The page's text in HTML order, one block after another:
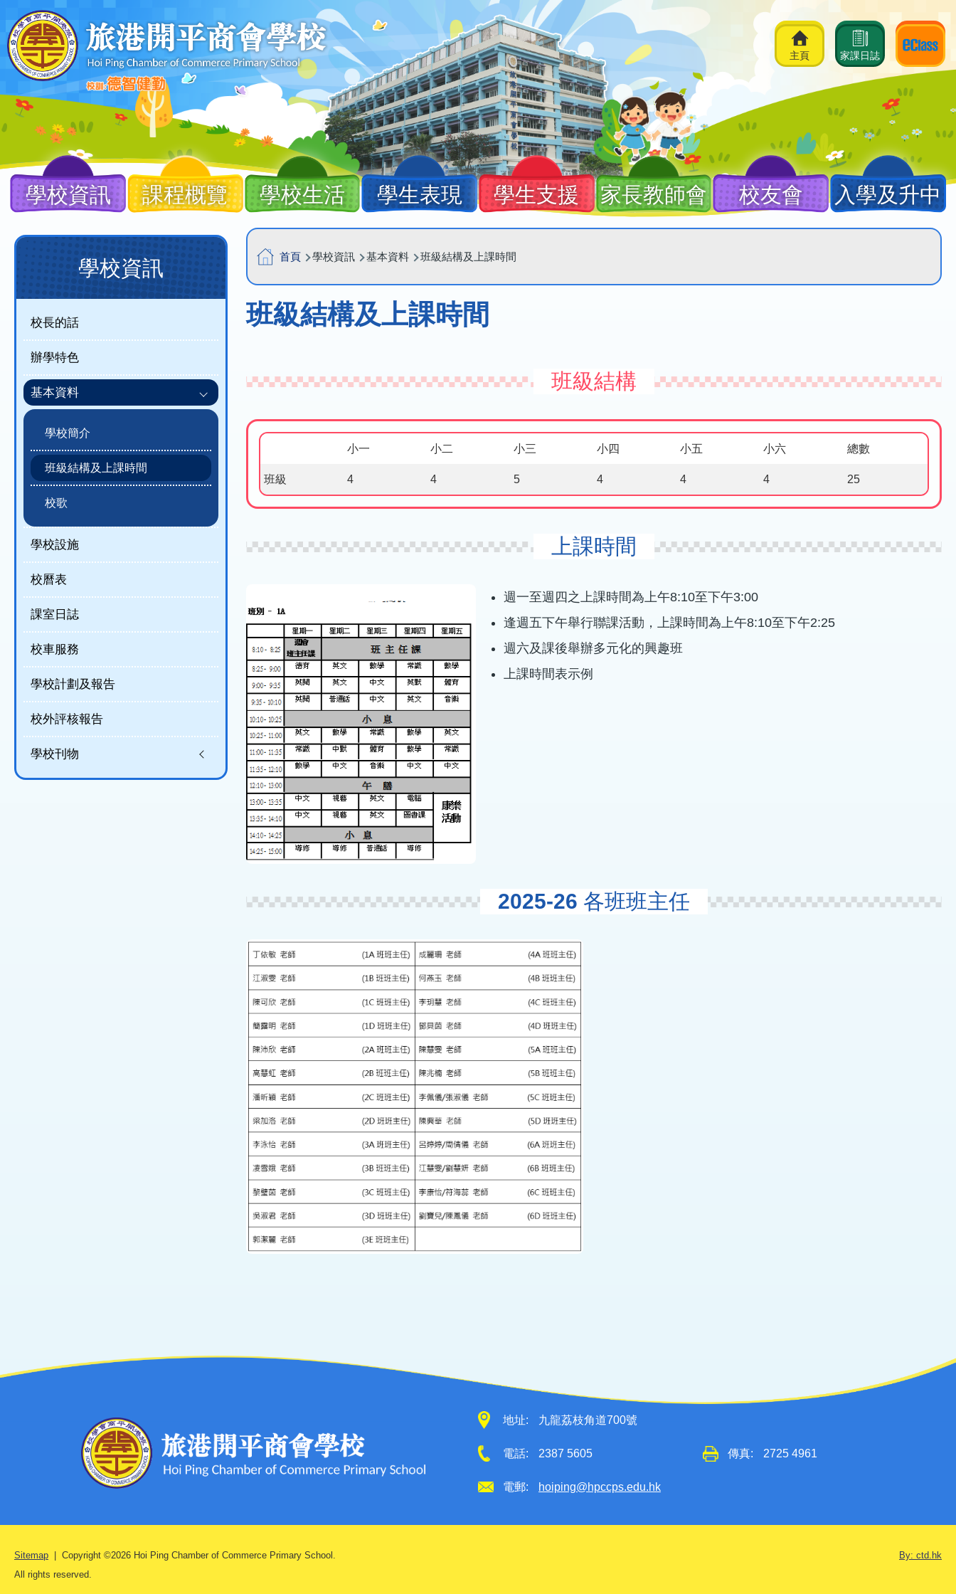
移至主內容
家課日誌
主頁
Main
navigation
學校資訊 課程概覽 學校生活 學生表現 學生支援 家長教師會 校友會 入學及升中
導
航
連
結
首頁 學校資訊 基本資料 班級結構及上課時間
班級結構及上課時間
班級結構
小一 小二 小三 小四 小五 小六 總數
班級 4 4 5 4 4 4 25
上課時間
週一至週四之上課時間為上午8:10至下午3:00
逢週五下午舉行聯課活動，上課時間為上午8:10至下午2:25
週六及課後舉辦多元化的興趣班
上課時間表示例
2025-26 各班班主任
Main
navigation
(new)
學校資訊
校長的話
辦學特色
基本資料
學校簡介
班級結構及上課時間
校歌
學校設施
校曆表
課室日誌
校車服務
學校計劃及報告
校外評核報告
學校刊物
地址: 九龍荔枝角道700號
電話: 2387 5605 傳真: 2725 4961
電郵: hoiping@hpccps.edu.hk
Sitemap | Copyright ©2026 Hoi Ping Chamber of Commerce Primary School.
All rights reserved.
By: ctd.hk